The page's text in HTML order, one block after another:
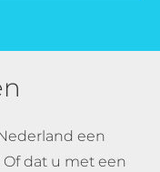
een
Of dat u met een